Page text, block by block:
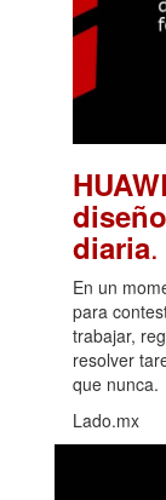
diaria.
En un
para
trabajar,
resolver
que nunca.
Lado.mx